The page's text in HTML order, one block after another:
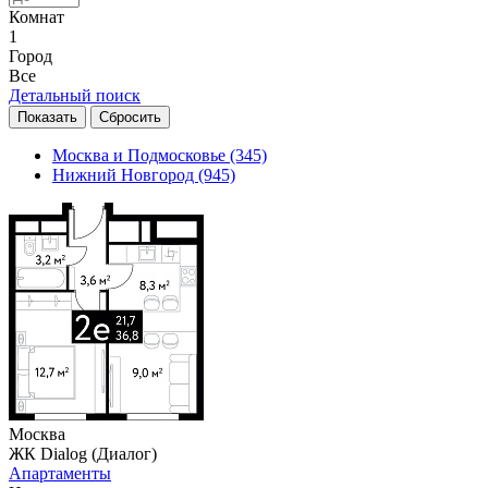
Комнат
1
Город
Все
Детальный поиск
Москва и Подмосковье (345)
Нижний Новгород (945)
Москва
ЖК Dialog (Диалог)
Апартаменты